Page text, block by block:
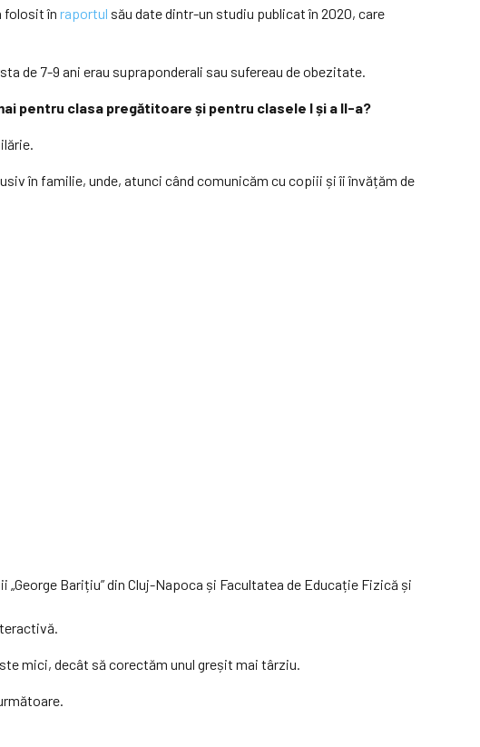
folosit în raportul său date dintr-un studiu publicat în 2020, care
de 7-9 ani erau supraponderali sau sufereau de obezitate.
pentru clasa pregătitoare și pentru clasele I și a II-a?
în familie, unde, atunci când comunicăm cu copiii și îi învățăm de
Barițiu” din Cluj-Napoca și Facultatea de Educație Fizică și
mici, decât să corectăm unul greșit mai târziu.